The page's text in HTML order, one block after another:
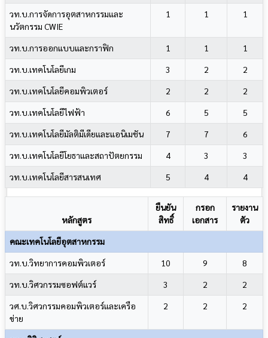
วท.บ.การจัดการอุตสาหกรรมและ
นวัตกรรม CWIE
1 1 1
วท.บ.การออกแบบและกราฟิก 1 1
1
วท.บ.เทคโนโลยีเกม
3 2
2
วท.บ.เทคโนโลยีคอมพิวเตอร์
2 2
2
วท.บ.เทคโนโลยีไฟฟ้า
6 5
5
วท.บ.เทคโนโลยีมัลติมีเดียและแอนิเมชัน
7 7
6
วท.บ.เทคโนโลยีโยธาและสถาปัตยกรรม
4 3
3
วท.บ.เทคโนโลยีสารสนเทศ
5 4 4
หลักสูตร
ยืนยัน
สิทธิ์
กรอก
เอกสาร
รายงาน
ตัว
คณะเทคโนโลยีอุตสาหกรรม
วท.บ.วิทยาการคอมพิวเตอร์
10 9
8
วท.บ.วิศวกรรมซอฟต์แวร์
3 2
2
วศ.บ.วิศวกรรมคอมพิวเตอร์และเครือ
ข่าย
2 2 2